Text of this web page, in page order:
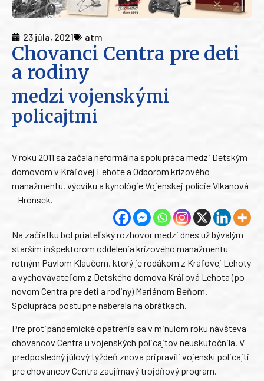
23 júla, 2021 atm
Chovanci Centra pre deti
a rodiny
medzi vojenskými
policajtmi
V roku 2011 sa začala neformálna spolupráca medzi Detským
domovom v Kráľovej Lehote a Odborom krízového
manažmentu, výcviku a kynológie Vojenskej polície Vlkanová
– Hronsek.
Na začiatku bol priateľský rozhovor medzi dnes už bývalým
starším inšpektorom oddelenia krízového manažmentu
rotným Pavlom Klaučom, ktorý je rodákom z Kráľovej Lehoty
a vychovávateľom z Detského domova Kráľová Lehota (po
novom Centra pre deti a rodiny) Mariánom Beňom.
Spolupráca postupne naberala na obrátkach.
Pre protipandemické opatrenia sa v minulom roku návšteva
chovancov Centra u vojenských policajtov neuskutočnila. V
predposledný júlový týždeň znova pripravili vojenskí policajti
pre chovancov Centra zaujímavý trojdňový program.